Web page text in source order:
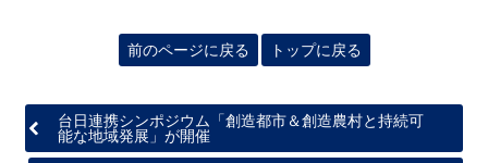
前のページに戻る トップに戻る
台日連携シンポジウム「創造都市＆創造農村と持続可
能な地域発展」が開催